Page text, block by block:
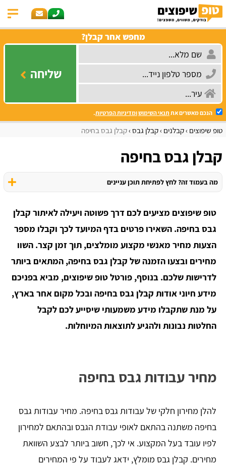
מחפש אחר קבלן?
שליחה
הנכם מאשרים את תנאי השימושומדיניות הפרטיות.
טופ שיפוצים קבלנים קבלן גבס קבלן גבס בחיפה
קבלן גבס בחיפה
מה בעמוד זה? לחץ לפתיחת תוכן עניינים
טופ שיפוצים מציעים לכם דרך פשוטה ויעילה לאיתור קבלן
גבס בחיפה. השאירו פרטים בדף המיועד לכך וקבלו מספר
הצעות מחיר מאנשי מקצוע מומלצים, תוך זמן קצר. השוו
מחירים ובצעו הזמנה של קבלן גבס בחיפה, המתאים ביותר
לדרישות שלכם. בנוסף, פורטל טופ שיפוצים, מביא בפניכם
מידע חיוני אודות קבלן גבס בחיפה ובכל מקום אחר בארץ,
על מנת שתקבלו מידע משמעותי שיסייע לכם לקבל
החלטות נבונות ולהגיע לתוצאות המיוחלות.
מחיר עבודות גבס בחיפה
להלן מחירון חלקי של עבודות גבס בחיפה. מחיר עבודות גבס
בחיפה משתנה בהתאם לאופי עבודת הגבס ובהתאם למחירון
לפיו עובד בעל המקצוע. אי לכך, חשוב ביותר לבצע השוואת
מחירים. קבלן גבס מומלץ, ידאג לעבוד על פי המחירים